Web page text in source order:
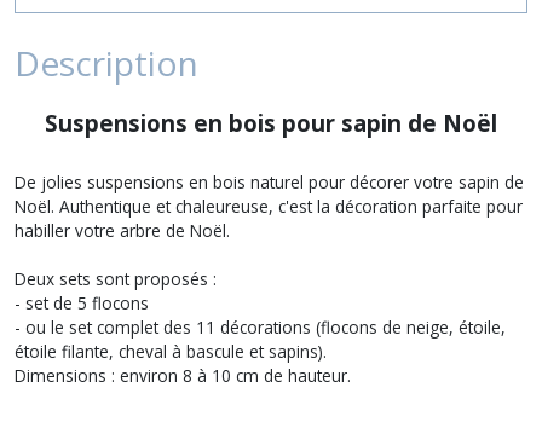
Description
Suspensions en bois pour sapin de Noël
De jolies suspensions en bois naturel pour décorer votre sapin de
Noël. Authentique et chaleureuse, c'est la décoration parfaite pour
habiller votre arbre de Noël.
Deux sets sont proposés :
- set de 5 flocons
- ou le set complet des 11 décorations (flocons de neige, étoile,
étoile filante, cheval à bascule et sapins).
Dimensions : environ 8 à 10 cm de hauteur.